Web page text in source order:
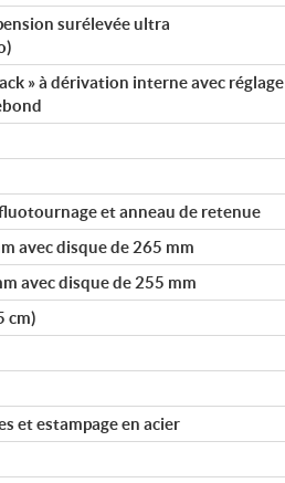
surélevée ultra
» à dérivation interne avec réglage
et anneau de retenue
avec disque de 265 mm
avec disque de 255 mm
cm)
et estampage en acier